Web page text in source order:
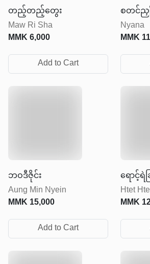
တည့်တည့်တွေး
Maw Ri Sha
MMK6,000
Add to Cart
စတင်
Nyana
MMK
ဘဝဒီဇိုင်း
Aung Min Nyein
MMK15,000
Add to Cart
ရောင့်
Htet
MMK